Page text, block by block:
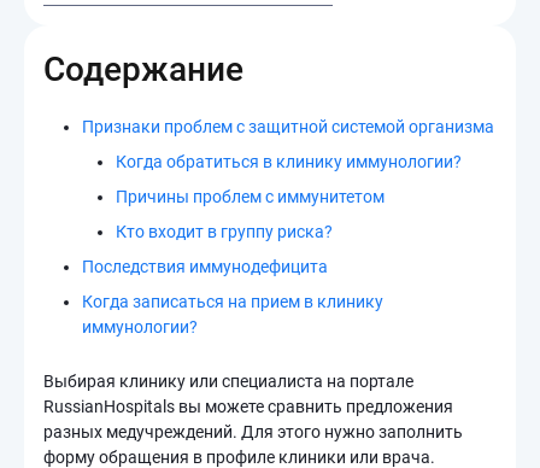
Содержание
Признаки проблем с защитной системой организма
Когда обратиться в клинику иммунологии?
Причины проблем с иммунитетом
Кто входит в группу риска?
Последствия иммунодефицита
Когда записаться на прием в клинику
иммунологии?
Выбирая клинику или специалиста на портале
RussianHospitals вы можете сравнить предложения
разных медучреждений. Для этого нужно заполнить
форму обращения в профиле клиники или врача.